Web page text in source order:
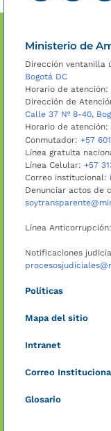
Ministerio de
Dirección ventanilla
Bogotá DC
Horario de atención:
Dirección de
Calle 37 Nº 8-40,
Horario de atención:
Conmutador: +57
Línea gratuita
Línea Celular: +57
Correo institucional:
Denunciar actos de
Línea Anticorrupción:
Notificaciones
Políticas
Mapa del sitio
Intranet
Correo
Glosario